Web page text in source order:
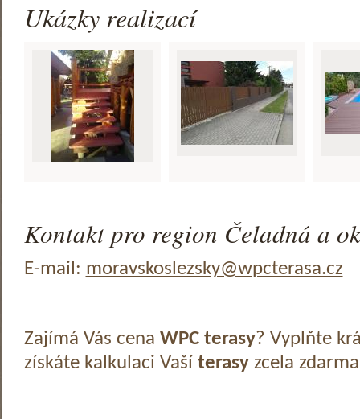
Ukázky realizací
Kontakt pro region Čeladná a
E-mail: moravskoslezsky@wpcterasa.cz
Zajímá Vás cena WPC terasy? Vyplňte
získáte kalkulaci Vaší terasyzcela